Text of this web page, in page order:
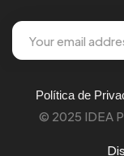
Política de
© 2025 IDEA